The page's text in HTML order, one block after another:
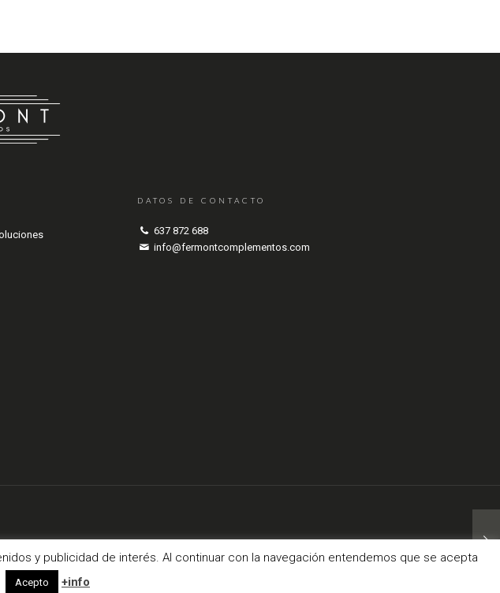
DATOS DE CONTACTO
637 872 688
info@fermontcomplementos.com
reservados.agencianodo.com
y publicidad de interés. Al continuar con la navegación entendemos que se acepta
Acepto +info